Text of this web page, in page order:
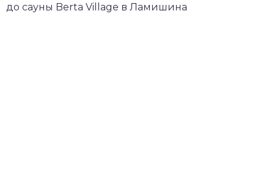
до сауны Berta Village в Ламишина